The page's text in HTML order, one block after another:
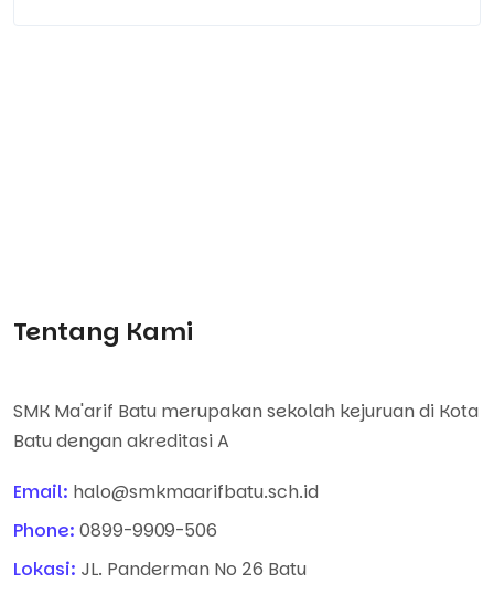
Tentang Kami
SMK Ma'arif Batu merupakan sekolah kejuruan di Kota
Batu dengan akreditasi A
Email: halo@smkmaarifbatu.sch.id
Phone: 0899-9909-506
Lokasi: JL. Panderman No 26 Batu